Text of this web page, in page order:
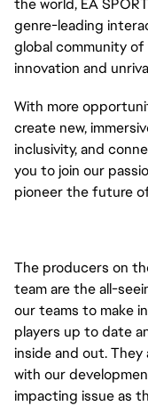
the world, EA
genre-leading
global community
innovation and
With more
create new,
inclusivity, and
you to join our
pioneer the future
The producers on
team are the all-
our teams to make
players up to date
inside and out.
with our
impacting issue as